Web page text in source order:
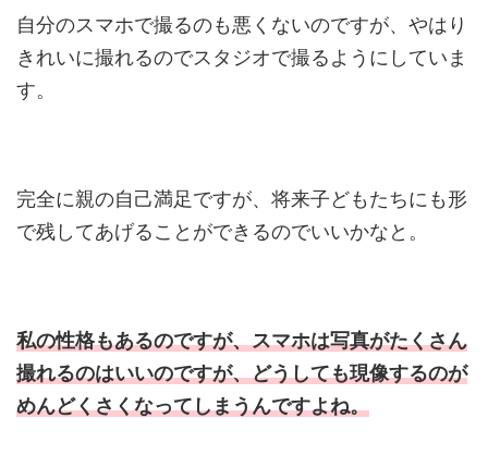
自分のスマホで撮るのも悪くないのですが、やはり
きれいに撮れるのでスタジオで撮るようにしていま
す。
完全に親の自己満足ですが、将来子どもたちにも形
で残してあげることができるのでいいかなと。
私の性格もあるのですが、スマホは写真がたくさん
撮れるのはいいのですが、どうしても現像するのが
めんどくさくなってしまうんですよね。